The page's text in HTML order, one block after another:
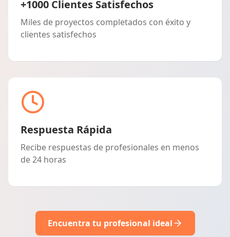
+1000 Clientes Satisfechos
Miles de proyectos completados con éxito y
clientes satisfechos
Respuesta Rápida
Recibe respuestas de profesionales en menos
de 24 horas
Encuentra tu profesional ideal